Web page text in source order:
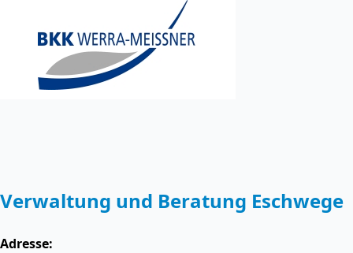
Verwaltung und Beratung Eschwege
Adresse: